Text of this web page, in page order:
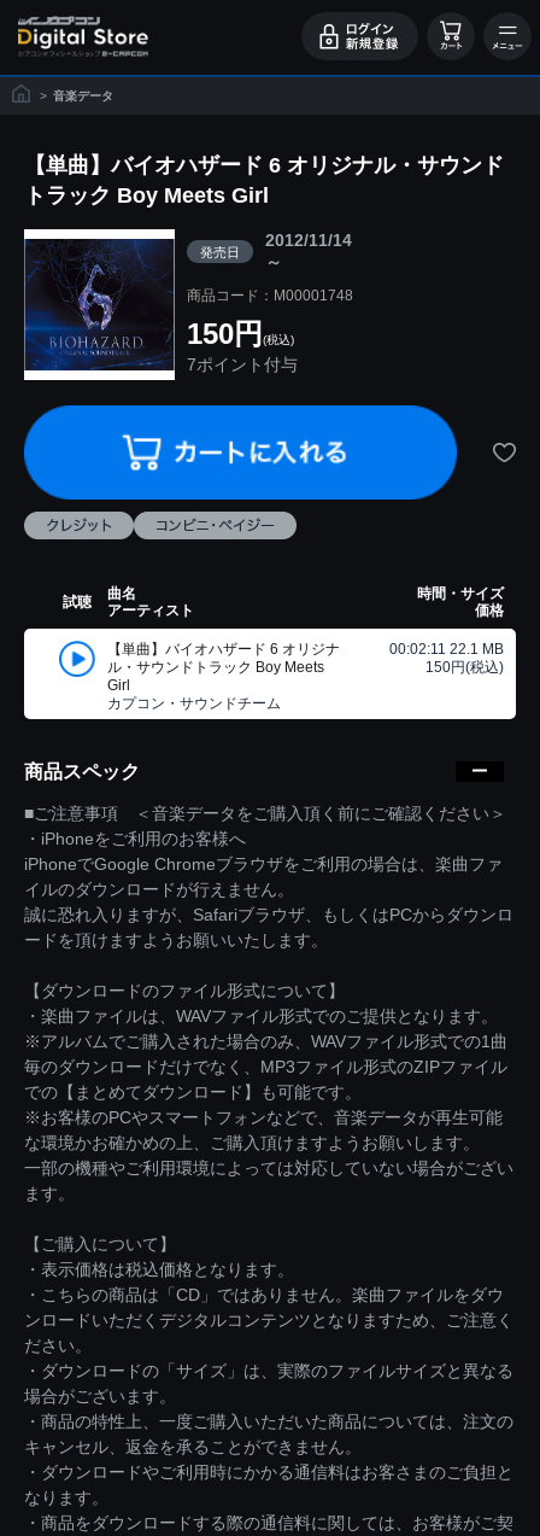
> 音楽データ
【単曲】バイオハザード 6 オリジナル・サウンド
トラック Boy Meets Girl
発売日
2012/11/14
～
商品コード：M00001748
150円 (税込)
7ポイント付与
試聴
曲名
アーティスト
時間・サイズ
価格
【単曲】バイオハザード 6 オリジナ
ル・サウンドトラック Boy Meets
Girl
カプコン・サウンドチーム
00:02:11 22.1 MB
150円(税込)
商品スペック
■ご注意事項 ＜音楽データをご購入頂く前にご確認ください＞
・iPhoneをご利用のお客様へ
iPhoneでGoogle Chromeブラウザをご利用の場合は、楽曲ファ
イルのダウンロードが行えません。
誠に恐れ入りますが、Safariブラウザ、もしくはPCからダウンロ
ードを頂けますようお願いいたします。
【ダウンロードのファイル形式について】
・楽曲ファイルは、WAVファイル形式でのご提供となります。
※アルバムでご購入された場合のみ、WAVファイル形式での1曲
毎のダウンロードだけでなく、MP3ファイル形式のZIPファイル
での【まとめてダウンロード】も可能です。
※お客様のPCやスマートフォンなどで、音楽データが再生可能
な環境かお確かめの上、ご購入頂けますようお願いします。
一部の機種やご利用環境によっては対応していない場合がござい
ます。
【ご購入について】
・表示価格は税込価格となります。
・こちらの商品は「CD」ではありません。楽曲ファイルをダウ
ンロードいただくデジタルコンテンツとなりますため、ご注意く
ださい。
・ダウンロードの「サイズ」は、実際のファイルサイズと異なる
場合がございます。
・商品の特性上、一度ご購入いただいた商品については、注文の
キャンセル、返金を承ることができません。
・ダウンロードやご利用時にかかる通信料はお客さまのご負担と
なります。
・商品をダウンロードする際の通信料に関しては、お客様がご契